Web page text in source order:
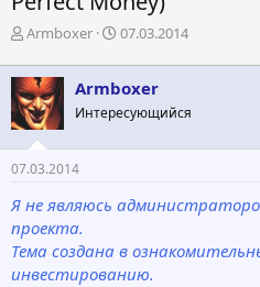
А
т
о
р
т
е
м
Armboxer
Д
т
а
н
ч
а
07.03.2014
Armboxer
Интересующийся
07.03.2014
Я не являюсь
проекта.
Тема создана в
инвестированию.